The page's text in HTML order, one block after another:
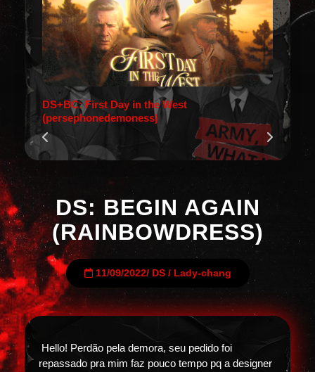
DS+BC: First Day in the West
(persephonedemoness)
DS: BEGIN AGAIN
(RAINBOWDRESS)
11/09/2022/ DS/ Lady-chang
Hello! Perdão pela demora, seu pedido foi
repassado pra mim faz pouco tempo pq a designer